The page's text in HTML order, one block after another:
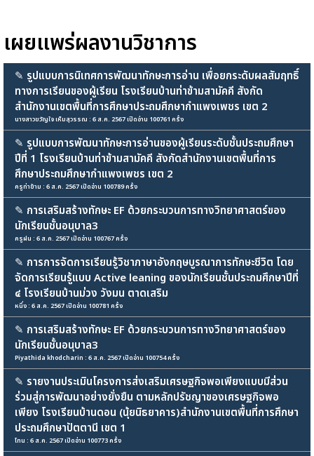
เผยแพร่ผลงานวิชาการ
✎ รูปแบบการนิเทศการพัฒนาทักษะการอ่าน เพื่อยกระดับผลสัมฤทธิ์
ทางการเรียนของผู้เรียน โรงเรียนบ้านท่าข้ามสามัคคี สังกัด
สำนักงานเขตพื้นที่การศึกษาประถมศึกษากำแพงเพชร เขต 2
นางสาวขวัญใจ เห็มสุวรรณ : 6 ส.ค. 2567 เปิดอ่าน 100761 ครั้ง
✎ รูปแบบการพัฒนาทักษะการอ่านของผู้เรียนระดับชั้นประถมศึกษา
ปีที่ 1 โรงเรียนบ้านท่าข้ามสามัคคี สังกัดสำนักงานเขตพื้นที่การ
ศึกษาประถมศึกษากำแพงเพชร เขต 2
ครูท่าข้าม : 6 ส.ค. 2567 เปิดอ่าน 100789 ครั้ง
✎ การเสริมสร้างทักษะ EF ด้วยกระบวนการทางวิทยาศาสตร์ของ
นักเรียนชั้นอนุบาล3
ครูฝน : 6 ส.ค. 2567 เปิดอ่าน 100767 ครั้ง
✎ การการจัดการเรียนรู้วิชาภาษาอังกฤษบูรณาการทักษะชีวิต โดย
จัดการเรียนรู้แบบ Active leaning ของนักเรียนชั้นประถมศึกษาปีที่
๔ โรงเรียนบ้านม่วง วังมน ตาดเสริม
หนึ่ง : 6 ส.ค. 2567 เปิดอ่าน 100781 ครั้ง
✎ การเสริมสร้างทักษะ EF ด้วยกระบวนการทางวิทยาศาสตร์ของ
นักเรียนชั้นอนุบาล3
Piyathida khodcharin : 6 ส.ค. 2567 เปิดอ่าน 100754 ครั้ง
✎ รายงานประเมินโครงการส่งเสริมเศรษฐกิจพอเพียงแบบมีส่วน
ร่วมสู่การพัฒนาอย่างยั่งยืน ตามหลักปรัชญาของเศรษฐกิจพอ
เพียง โรงเรียนบ้านดอน (นุ้ยนิธยาคาร)สำนักงานเขตพื้นที่การศึกษา
ประถมศึกษาปัตตานี เขต 1
โทน : 6 ส.ค. 2567 เปิดอ่าน 100773 ครั้ง